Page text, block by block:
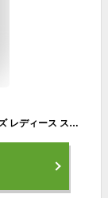
ヘルメット スノーボード スキー プロテクター メンズ レディース スノーボード用 スノー スキー スノボ サイズ調整 スケート スケボー BMX 自転車 男性用 女性用 スノーボードウェア スキーウェア ゴーグル と PONH-1981